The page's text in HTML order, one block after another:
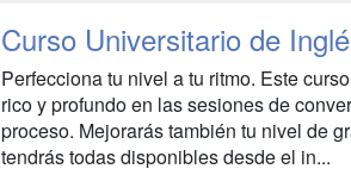
Curso Universitario de
Perfecciona tu nivel a tu ritmo. Este
rico y profundo en las sesiones de
proceso. Mejorarás también tu nivel de
tendrás todas disponibles desde el in...